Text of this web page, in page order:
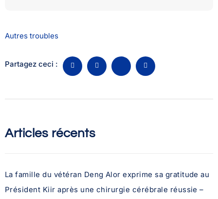
Autres troubles
Partagez ceci :
Articles récents
La famille du vétéran Deng Alor exprime sa gratitude au
Président Kiir après une chirurgie cérébrale réussie –